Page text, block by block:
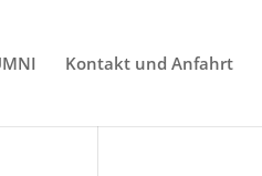
Kontakt und Anfahrt